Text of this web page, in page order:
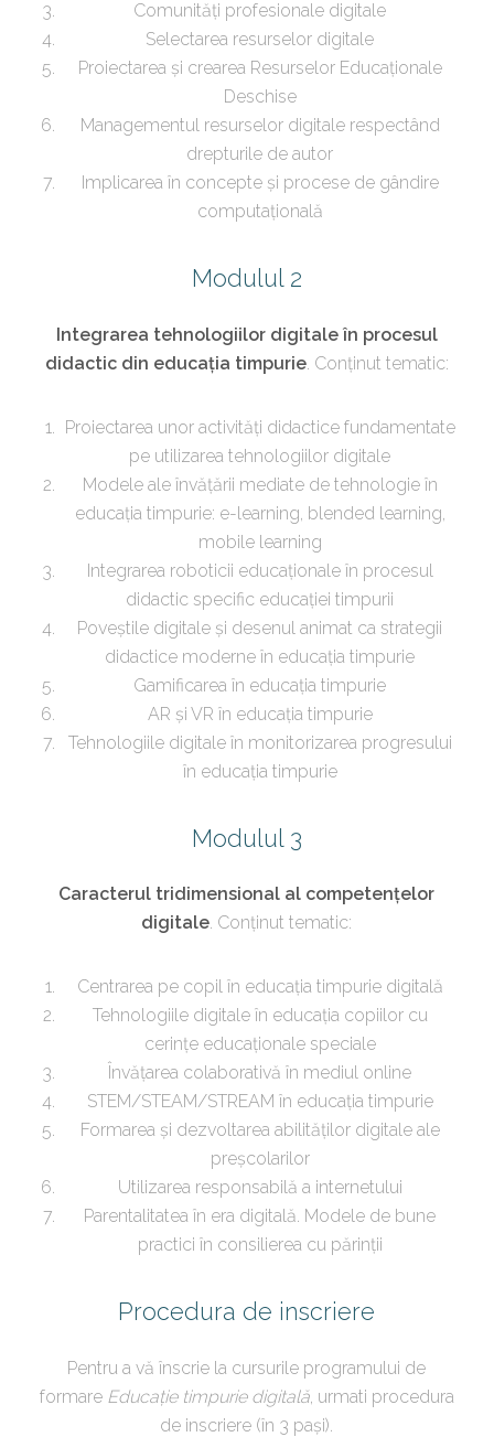
Comunități profesionale digitale
Selectarea resurselor digitale
Proiectarea și crearea Resurselor Educaționale
Deschise
Managementul resurselor digitale respectând
drepturile de autor
Implicarea în concepte și procese de gândire
computațională
Modulul 2
Integrarea tehnologiilor digitale în procesul
didactic din educația timpurie. Conținut tematic:
Proiectarea unor activități didactice fundamentate
pe utilizarea tehnologiilor digitale
Modele ale învățării mediate de tehnologie în
educația timpurie: e-learning, blended learning,
mobile learning
Integrarea roboticii educaționale în procesul
didactic specific educației timpurii
Poveștile digitale și desenul animat ca strategii
didactice moderne în educația timpurie
Gamificarea în educația timpurie
AR și VR în educația timpurie
Tehnologiile digitale în monitorizarea progresului
în educația timpurie
Modulul 3
Caracterul tridimensional al competențelor
digitale. Conținut tematic:
Centrarea pe copil în educația timpurie digitală
Tehnologiile digitale în educația copiilor cu
cerințe educaționale speciale
Învățarea colaborativă în mediul online
STEM/STEAM/STREAM în educația timpurie
Formarea și dezvoltarea abilităților digitale ale
preșcolarilor
Utilizarea responsabilă a internetului
Parentalitatea în era digitală. Modele de bune
practici în consilierea cu părinții
Procedura de inscriere
Pentru a vă înscrie la cursurile programului de
formare Educație timpurie digitală, urmati procedura
de inscriere (în 3 pași).